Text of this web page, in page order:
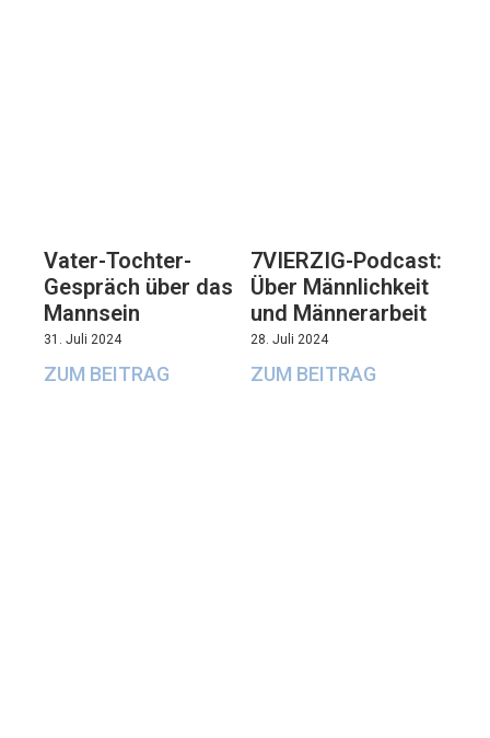
Vater-Tochter-
Gespräch über das
Mannsein
31. Juli 2024
ZUM BEITRAG
7VIERZIG-Podcast:
Über Männlichkeit
und Männerarbeit
28. Juli 2024
ZUM BEITRAG